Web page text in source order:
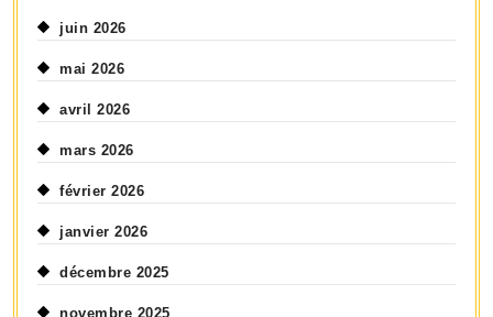
juin 2026
mai 2026
avril 2026
mars 2026
février 2026
janvier 2026
décembre 2025
novembre 2025